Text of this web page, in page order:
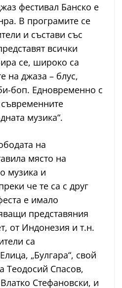
фестивал Банско е
В програмите се
и състави със
всички
се, широко са
на джаза – блус,
боп. Едновременно с
музика“.
на
място на
музика и
че те са с друг
е имало
представяния
от Индонезия и т.н.
са
„Булгара“, свой
Теодосий Спасов,
Стефановски, и